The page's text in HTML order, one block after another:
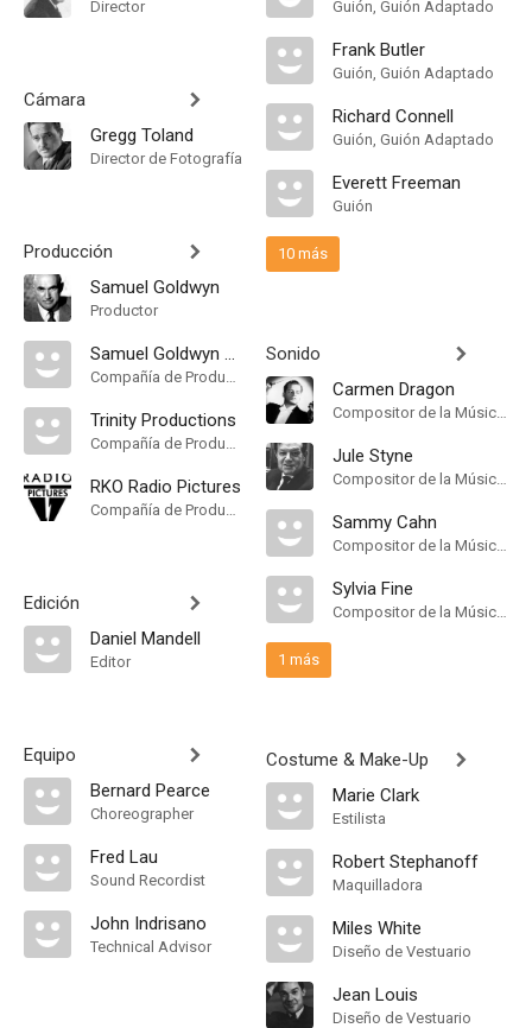
Director
Cámara
Gregg Toland
Director de Fotografía
Producción
Samuel Goldwyn
Productor
Samuel Goldwyn Company
Compañía de Produccion
Trinity Productions
Compañía de Produccion
RKO Radio Pictures
Compañía de Produccion
Edición
Daniel Mandell
Editor
Equipo
Bernard Pearce
Choreographer
Fred Lau
Sound Recordist
John Indrisano
Technical Advisor
Guión, Guión Adaptado
Frank Butler
Guión, Guión Adaptado
Richard Connell
Guión, Guión Adaptado
Everett Freeman
Guión
10 más
Sonido
Carmen Dragon
Compositor de la Música Original, Music Director
Jule Styne
Compositor de la Música Original
Sammy Cahn
Compositor de la Música Original
Sylvia Fine
Compositor de la Música Original
1 más
Costume & Make-Up
Marie Clark
Estilista
Robert Stephanoff
Maquilladora
Miles White
Diseño de Vestuario
Jean Louis
Diseño de Vestuario